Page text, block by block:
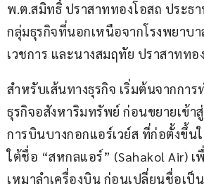
พ.ต.สมิทธิ์ ปราสาททองโอสถ ประธ
กลุ่มธุรกิจที่นอกเหนือจากโรงพยาบ
เวชการ และนางสมฤทัย ปราสาททอ
สำหรับเส้นทางธุรกิจ เริ่มต้นจากการ
ธุรกิจอสังหาริมทรัพย์ ก่อนขยายเข้า
การบินบางกอกแอร์เวย์ส ที่ก่อตั้งขึ้น
ใต้ชื่อ “สหกลแอร์” (Sahakol Air) เ
เหมาลำเครื่องบิน ก่อนเปลี่ยนชื่อเป็